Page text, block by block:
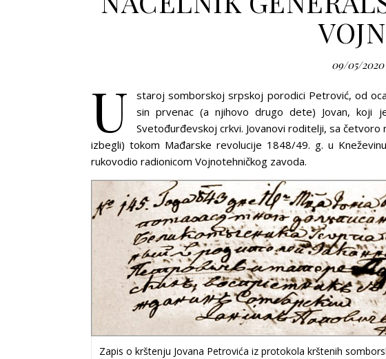
09/05/2020
U
staroj somborskoj srpskoj porodici Petrović, od
sin prvenac (a njihovo drugo dete) Jovan, koji
Svetođurđevskoj crkvi. Jovanovi roditelji, sa
izbegli) tokom Mađarske revolucije 1848/49. g. u
rukovodio radionicom Vojnotehničkog zavoda.
Zapis o krštenju Jovana Petrovića iz protokola krštenih